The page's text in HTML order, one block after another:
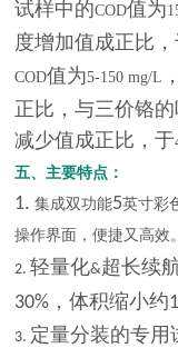
试样中的COD值为
度增加值成正比
COD值为5-150 mg/L
正比，与三价铬
减少值成正比，于
五、主要特点：
1.集成双功能5英寸彩
操作界面，便捷又高效。
2.轻量化&超长续
30% ，体积缩小约
3. 定量分装的专用